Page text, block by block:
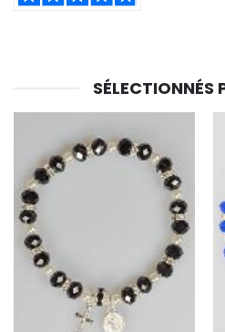
SÉLECTIONNÉS